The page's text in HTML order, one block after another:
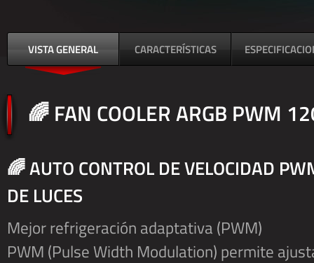
VISTA GENERAL CARACTERÍSTICAS
🌈 FAN COOLER ARGB PWM
🌈 AUTO CONTROL DE VELOCIDAD
DE LUCES
Mejor refrigeración adaptativa (PWM)
PWM (Pulse Width Modulation) permite